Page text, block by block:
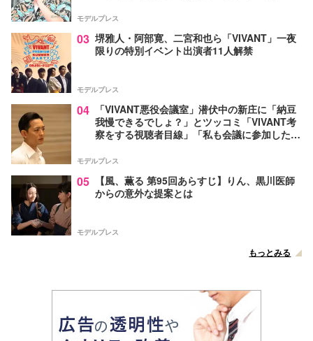
モデルプレス
03 堺雅人・阿部寛、二宮和也ら「VIVANT」一夜
限りの特別イベント出演者11人解禁
モデルプレス
04
「VIVANT悪役会議室」潜伏中の新庄に「納豆
我慢できるでしょ？」とツッコミ「VIVANT考
察をする視聴者目線」「私も会議に参加した
モデルプレス
05
【風、薫る 第95回あらすじ】りん、黒川医師
からの意外な提案とは
モデルプレス
もっとみる